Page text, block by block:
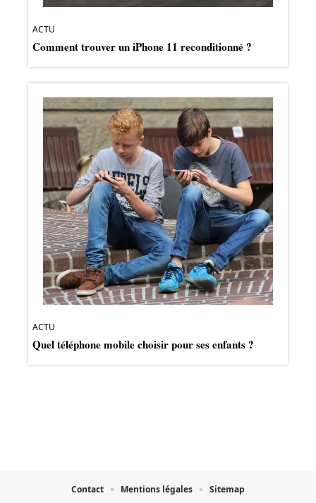
ACTU
Comment trouver un iPhone 11 reconditionné ?
ACTU
Quel téléphone mobile choisir pour ses enfants ?
Contact Mentions légales Sitemap